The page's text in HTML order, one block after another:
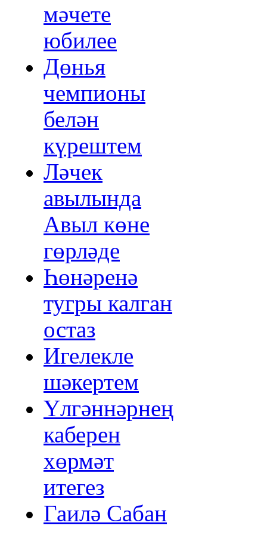
мәчете
юбилее
Дөнья
чемпионы
белән
күрештем
Ләчек
авылында
Авыл көне
гөрләде
Һөнәренә
тугры калган
остаз
Игелекле
шәкертем
Үлгәннәрнең
каберен
хөрмәт
итегез
Гаилә Сабан